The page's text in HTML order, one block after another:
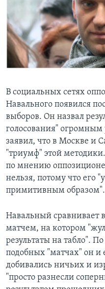
Learning English
СОЦИАЛЬНЫЕ СЕТИ
Языки
В социальных сетях
Навального появился
выборов. Он назвал
голосования"
заявил, что в Москве и
"триумф" этой
по мнению
нельзя, потому что его
примитивным образом".
Навальный сравнивает
матчем, на котором
результаты на табло".
подобных "матчах" он и
добивались ничьих и
"просто разнесли